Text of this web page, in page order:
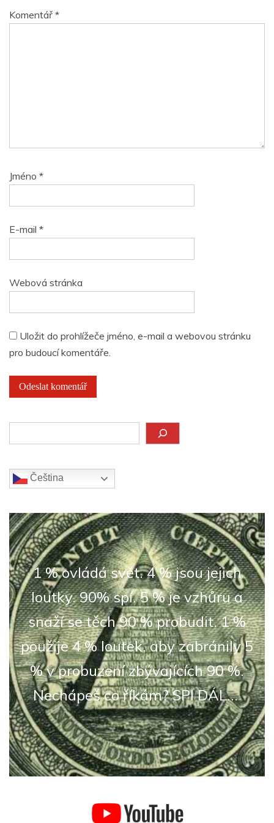
Komentář *
Jméno *
E-mail *
Webová stránka
Uložit do prohlížeče jméno, e-mail a webovou stránku
pro budoucí komentáře.
Čeština‎
1 % ovládá svět. 4 % jsou jejich
loutky. 90% spí. 5 % je vzhůru a
snaží se těch 90 % probudit. 1 %
použije 4 % loutek, aby zabránily 5
% v probuzení zbývajících 90 %.
Nechápeš co říkám? SPI DÁL...